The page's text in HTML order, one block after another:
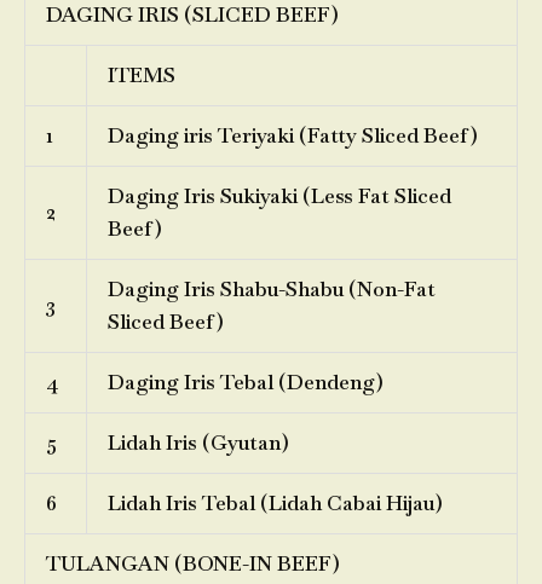
DAGING IRIS (SLICED BEEF)
ITEMS
1 Daging iris Teriyaki (Fatty Sliced Beef)
2
Daging Iris Sukiyaki (Less Fat Sliced
Beef)
3
Daging Iris Shabu-Shabu (Non-Fat
Sliced Beef)
4 Daging Iris Tebal (Dendeng)
5 Lidah Iris (Gyutan)
6 Lidah Iris Tebal (Lidah Cabai Hijau)
TULANGAN (BONE-IN BEEF)